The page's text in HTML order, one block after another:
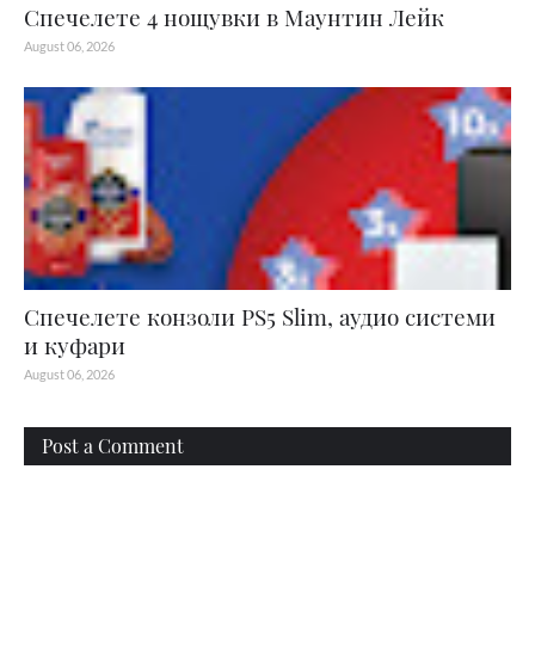
Спечелете 4 нощувки в Маунтин Лейк
August 06, 2026
Спечелете конзоли PS5 Slim, аудио системи
и куфари
August 06, 2026
Post a Comment